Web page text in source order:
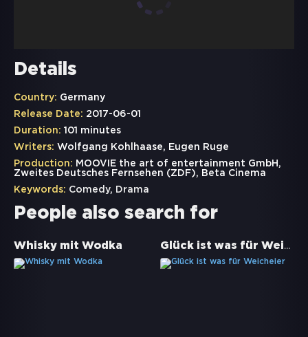
Details
Country: Germany
Release Date: 2017-06-01
Duration: 101 minutes
Writers: Wolfgang Kohlhaase, Eugen Ruge
Production: MOOVIE the art of entertainment GmbH,
Zweites Deutsches Fernsehen (ZDF), Beta Cinema
Keywords: Comedy, Drama
People also search for
Whisky mit Wodka Glück ist was für Weicheier